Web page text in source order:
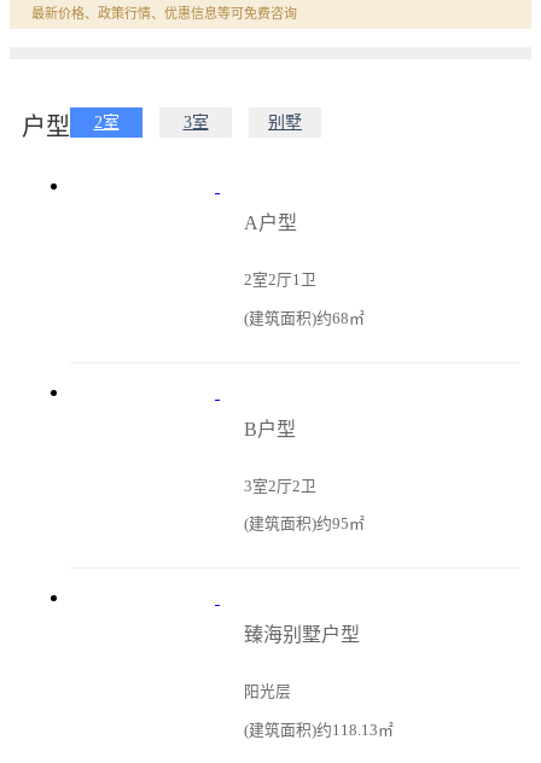
最新价格、政策行情、优惠信息等可免费咨询
户型 2室 3室 别墅
A户型
2室2厅1卫
(建筑面积)约68㎡
B户型
3室2厅2卫
(建筑面积)约95㎡
臻海别墅户型
阳光层
(建筑面积)约118.13㎡